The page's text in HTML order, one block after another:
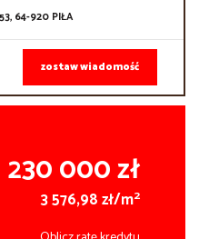
64-920 PIŁA
zostaw wiadomość
230 000 zł
3 576,98 zł/m2